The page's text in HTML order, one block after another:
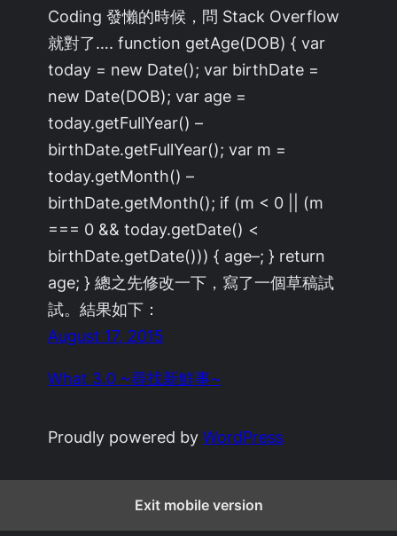
Coding 發懶的時候，問 Stack Overflow
就對了…. function getAge(DOB) { var
today = new Date(); var birthDate =
new Date(DOB); var age =
today.getFullYear() –
birthDate.getFullYear(); var m =
today.getMonth() –
birthDate.getMonth(); if (m < 0 || (m
=== 0 && today.getDate() <
birthDate.getDate())) { age–; } return
age; } 總之先修改一下，寫了一個草稿試
試。結果如下：
August 17, 2015
What 3.0 ~尋找新鮮事~
Proudly powered byWordPress
Exit mobile version